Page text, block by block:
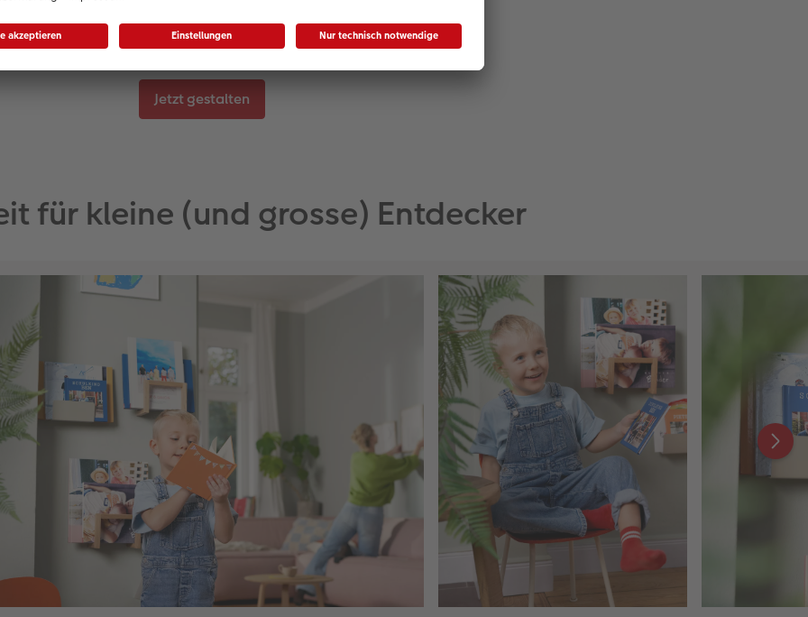
FOTOBUCH mit individuellem Cover
Jetzt gestalten
für kleine (und grosse) Entdecker